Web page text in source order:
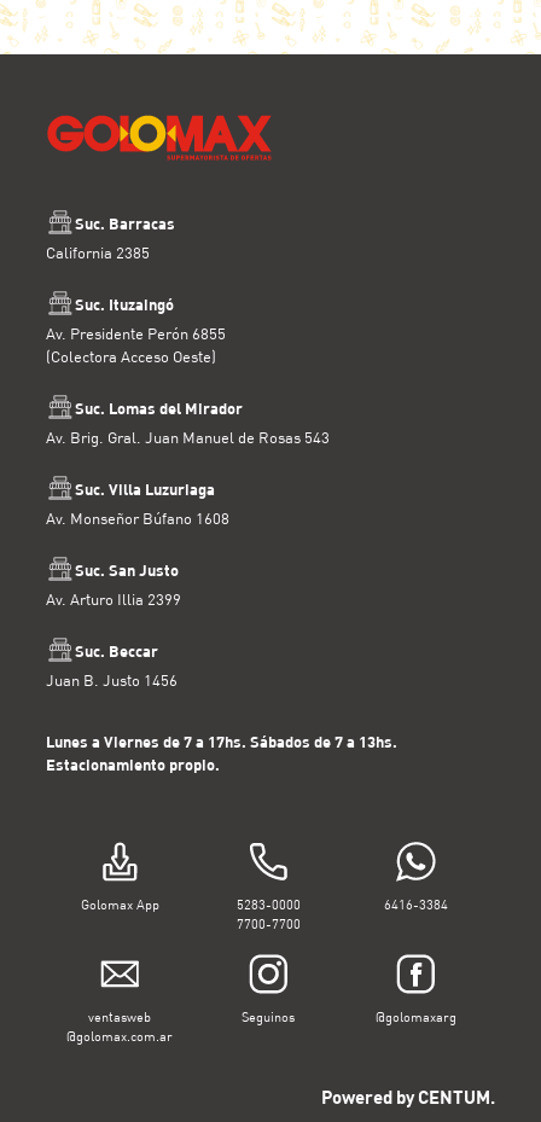
Suc. Barracas
California 2385
Suc. Ituzaingó
Av. Presidente Perón 6855
(Colectora Acceso Oeste)
Suc. Lomas del Mirador
Av. Brig. Gral. Juan Manuel de Rosas 543
Suc. Villa Luzuriaga
Av. Monseñor Búfano 1608
Suc. San Justo
Av. Arturo Illia 2399
Suc. Beccar
Juan B. Justo 1456
Lunes a Viernes de 7 a 17hs. Sábados de 7 a 13hs.
Estacionamiento propio.
Golomax App
5283-0000
7700-7700
6416-3384
ventasweb
@golomax.com.ar
Seguinos @golomaxarg
Powered by CENTUM.